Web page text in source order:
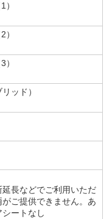
ッド）
長などでご利用いただ
ご提供できません。あ
ートなし